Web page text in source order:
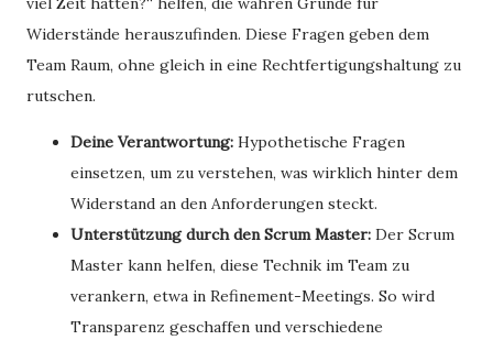
Widerstände herauszufinden. Diese Fragen geben dem
Team Raum, ohne gleich in eine Rechtfertigungshaltung zu
rutschen.
Deine Verantwortung: Hypothetische Fragen
einsetzen, um zu verstehen, was wirklich hinter dem
Widerstand an den Anforderungen steckt.
Unterstützung durch den Scrum Master: Der Scrum
Master kann helfen, diese Technik im Team zu
verankern, etwa in Refinement-Meetings. So wird
Transparenz geschaffen und verschiedene